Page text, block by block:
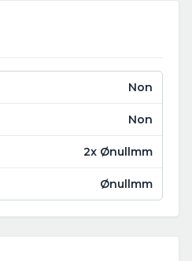
Non
Non
2x Ønullmm
Ønullmm